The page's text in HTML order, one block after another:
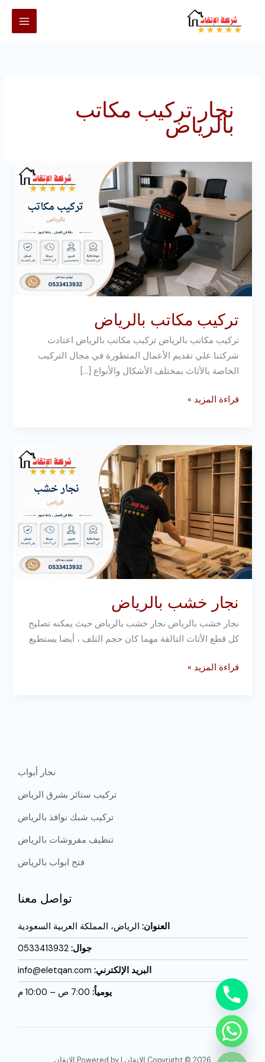
نجار تركيب مكاتب
بالرياض
تركيب مكاتب بالرياض
تركيب مكاتب بالرياض تركيب مكاتب بالرياض اعتادت
شركتنا علي تقديم الأعمال المتطورة في مجال التركيب
الخاصة بالأثاث بمختلف الأشكال والأنواع […]
مكاتب
بالرياض
قراءة المزيد »
نجار خشب بالرياض
نجار خشب بالرياض نجار خشب بالرياض حيث يمكنه تصليح
كل قطع الأثاث التالفة مهما كان حجم التلف ، أيضا يستطيع
نجار
خشب
بالرياض
قراءة المزيد »
نجار أبواب
تركيب ستائر بشرق الرياض
تركيب شبك نوافذ بالرياض
تنظيف مفروشات بالرياض
فتح ابواب بالرياض
تواصل معنا
العنوان: الرياض، المملكة العربية السعودية
جوال: 0533413932
البريد الإلكترني:
يومياُ:
Copyright © 2026 الاتقان | Powered by الاتقان
HIDE
CHATY